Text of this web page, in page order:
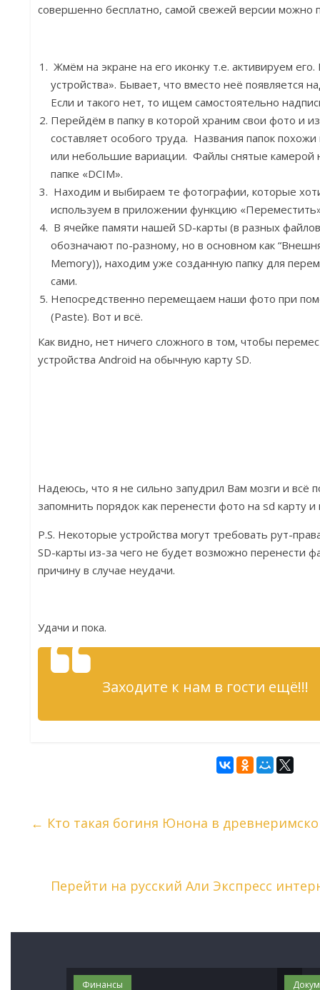
совершенно бесплатно, самой свежей версии можно
Жмём на экране на его иконку т.е. активируем
устройства». Бывает, что вместо неё появляется
Если и такого нет, то ищем самостоятельно
Перейдём в папку в которой храним свои фото и
составляет особого труда. Названия папок
или небольшие вариации. Файлы снятые камерой
папке «DCIM».
Находим и выбираем те фотографии, которые
используем в приложении функцию
В ячейке памяти нашей SD-карты (в разных
обозначают по-разному, но в основном как
Memory)), находим уже созданную папку для
сами.
Непосредственно перемещаем наши фото при
(Paste). Вот и всё.
Как видно, нет ничего сложного в том, чтобы
устройства Android на обычную карту SD.
Надеюсь, что я не сильно запудрил Вам мозги и всё
запомнить порядок как перенести фото на sd карту
P.S. Некоторые устройства могут требовать рут-
SD-карты из-за чего не будет возможно перенести
причину в случае неудачи.
Удачи и пока.
Заходите к нам в гости ещё!!!
← Кто такая богиня Юнона в
Перейти на русский Али Экспресс
Финансы